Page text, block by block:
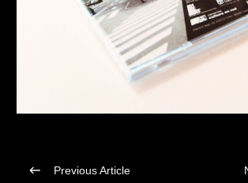
Previous Article